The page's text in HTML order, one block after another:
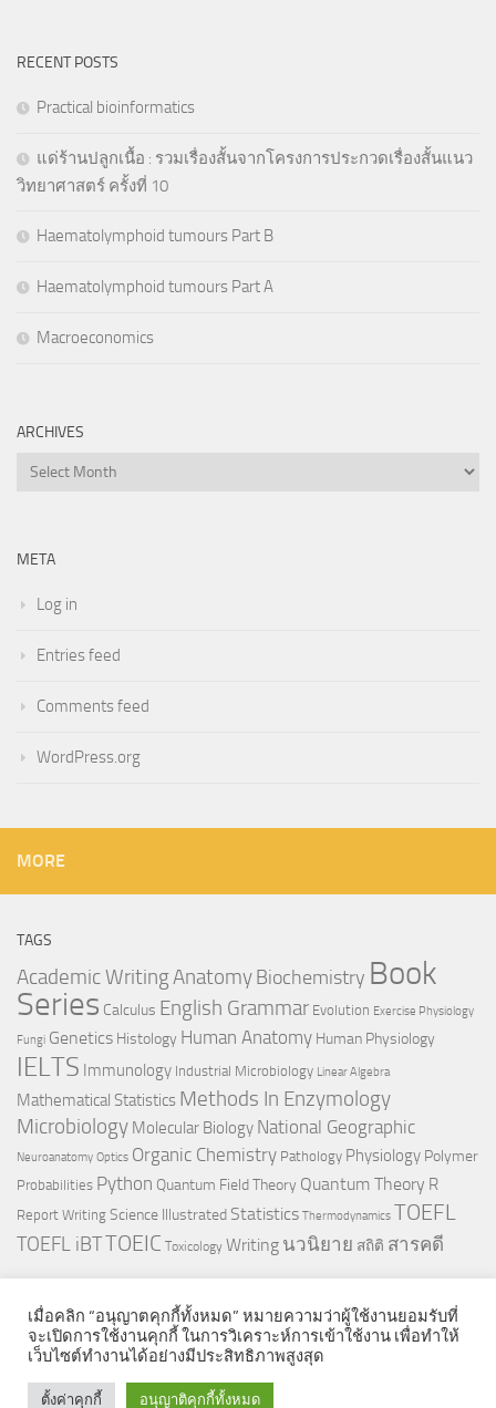
RECENT POSTS
Practical bioinformatics
แด่ร้านปลูกเนื้อ : รวมเรื่องสั้นจากโครงการประกวดเรื่องสั้นแนว
วิทยาศาสตร์ ครั้งที่ 10
Haematolymphoid tumours Part B
Haematolymphoid tumours Part A
Macroeconomics
ARCHIVES
Archives
META
Log in
Entries feed
Comments feed
WordPress.org
MORE
TAGS
Academic WritingAnatomy Biochemistry Book
Series Calculus English Grammar Evolution Exercise Physiology
Fungi Genetics Histology Human Anatomy Human Physiology
IELTS Immunology Industrial Microbiology Linear Algebra
Mathematical Statistics Methods In Enzymology
Microbiology Molecular Biology National Geographic
Neuroanatomy Optics Organic Chemistry Pathology Physiology Polymer
Probabilities Python Quantum Field Theory Quantum Theory R
Report Writing Science Illustrated Statistics Thermodynamics TOEFL
TOEFL iBTTOEIC Toxicology Writing นวนิยาย สถิติ สารคดี
© 2026. All Rights Reserved.
เมื่อคลิก “อนุญาตคุกกี้ทั้งหมด” หมายความว่าผู้ใช้งานยอมรับที่
จะเปิดการใช้งานคุกกี้ ในการวิเคราะห์การเข้าใช้งาน เพื่อทำให้
เว็บไซต์ทำงานได้อย่างมีประสิทธิภาพสูงสุด
ตั้งค่าคุกกี้ อนุญาติคุกกี้ทั้งหมด